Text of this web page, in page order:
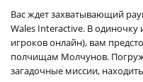
Вас ждет захватывающий
Wales Interactive. В одиночку
игроков онлайн), вам
полчищам Молчунов.
загадочные миссии,